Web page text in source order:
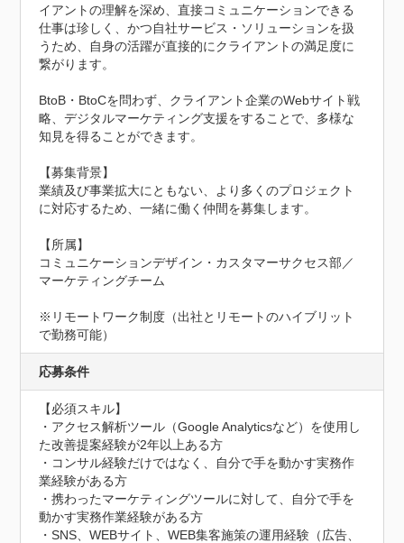
イアントの理解を深め、直接コミュニケーションできる
仕事は珍しく、かつ自社サービス・ソリューションを扱
うため、自身の活躍が直接的にクライアントの満足度に
繋がります。
BtoB・BtoCを問わず、クライアント企業のWebサイト戦
略、デジタルマーケティング支援をすることで、多様な
知見を得ることができます。
【募集背景】
業績及び事業拡大にともない、より多くのプロジェクト
に対応するため、一緒に働く仲間を募集します。
【所属】
コミュニケーションデザイン・カスタマーサクセス部／
マーケティングチーム
※リモートワーク制度（出社とリモートのハイブリット
で勤務可能）
応募条件
【必須スキル】
・アクセス解析ツール（Google Analyticsなど）を使用し
た改善提案経験が2年以上ある方
・コンサル経験だけではなく、自分で手を動かす実務作
業経験がある方
・携わったマーケティングツールに対して、自分で手を
動かす実務作業経験がある方
・SNS、WEBサイト、WEB集客施策の運用経験（広告、